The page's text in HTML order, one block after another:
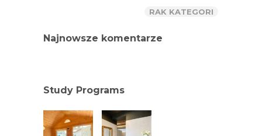
RAK KATEGORI
Najnowsze komentarze
Study Programs